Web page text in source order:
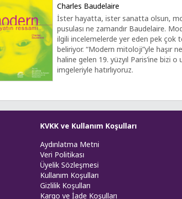
Charles Baudelaire
İster hayatta, ister sanatta olsun,
pusulası ne zamandır Baudelaire.
ilgili incelemelerde yer eden pek çok
beliriyor. “Modern mitoloji”yle haşır
haline gelen 19. yüzyıl Paris’ine bizi o
imgeleriyle hatırlıyoruz.
KVKK ve Kullanım Koşulları
Aydınlatma Metni
Veri Politikası
Üyelik Sözleşmesi
Kullanım Koşulları
Gizlilik Koşulları
Kargo ve İade Koşulları